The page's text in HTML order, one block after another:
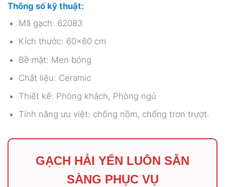
Thông số kỹ thuật:
Mã gạch: 62083
Kích thước: 60×60 cm
Bề mặt: Men bóng
Chất liệu: Ceramic
Thiết kế: Phòng khách, Phòng ngủ
Tính năng ưu việt: chống nồm, chống trơn trượt.
GẠCH HẢI YẾN LUÔN SẴN
SÀNG PHỤC VỤ